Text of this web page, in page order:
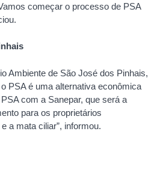
começar o processo de PSA
Ambiente de São José dos Pinhais,
PSA é uma alternativa econômica
com a Sanepar, que será a
para os proprietários
a mata ciliar”, informou.